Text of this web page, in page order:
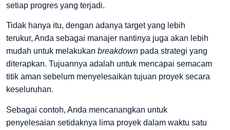
setiap progres yang terjadi.
Tidak hanya itu, dengan adanya target yang lebih
terukur, Anda sebagai manajer nantinya juga akan lebih
mudah untuk melakukan breakdown pada strategi yang
diterapkan. Tujuannya adalah untuk mencapai semacam
titik aman sebelum menyelesaikan tujuan proyek secara
keseluruhan.
Sebagai contoh, Anda mencanangkan untuk
penyelesaian setidaknya lima proyek dalam waktu satu